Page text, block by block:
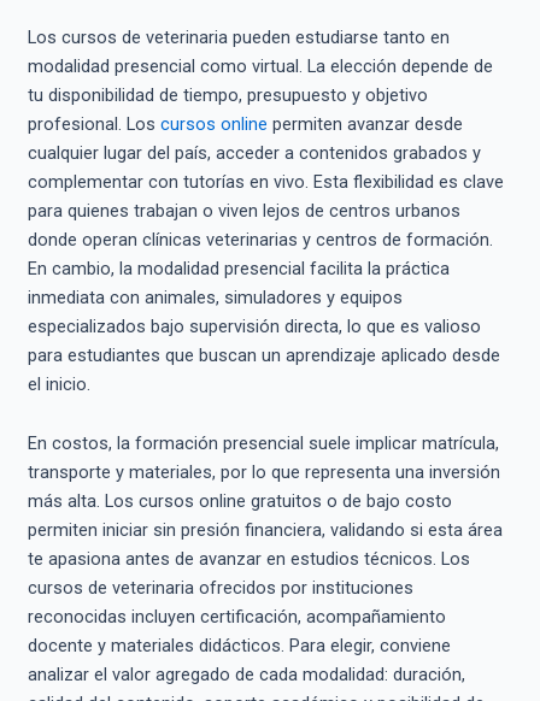
Los cursos de veterinaria pueden estudiarse tanto en
modalidad presencial como virtual. La elección depende de
tu disponibilidad de tiempo, presupuesto y objetivo
profesional. Los cursos online permiten avanzar desde
cualquier lugar del país, acceder a contenidos grabados y
complementar con tutorías en vivo. Esta flexibilidad es clave
para quienes trabajan o viven lejos de centros urbanos
donde operan clínicas veterinarias y centros de formación.
En cambio, la modalidad presencial facilita la práctica
inmediata con animales, simuladores y equipos
especializados bajo supervisión directa, lo que es valioso
para estudiantes que buscan un aprendizaje aplicado desde
el inicio.
En costos, la formación presencial suele implicar matrícula,
transporte y materiales, por lo que representa una inversión
más alta. Los cursos online gratuitos o de bajo costo
permiten iniciar sin presión financiera, validando si esta área
te apasiona antes de avanzar en estudios técnicos. Los
cursos de veterinaria ofrecidos por instituciones
reconocidas incluyen certificación, acompañamiento
docente y materiales didácticos. Para elegir, conviene
analizar el valor agregado de cada modalidad: duración,